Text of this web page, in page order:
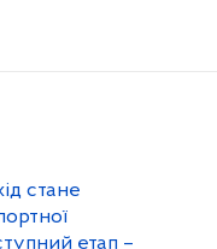
стане
етап –